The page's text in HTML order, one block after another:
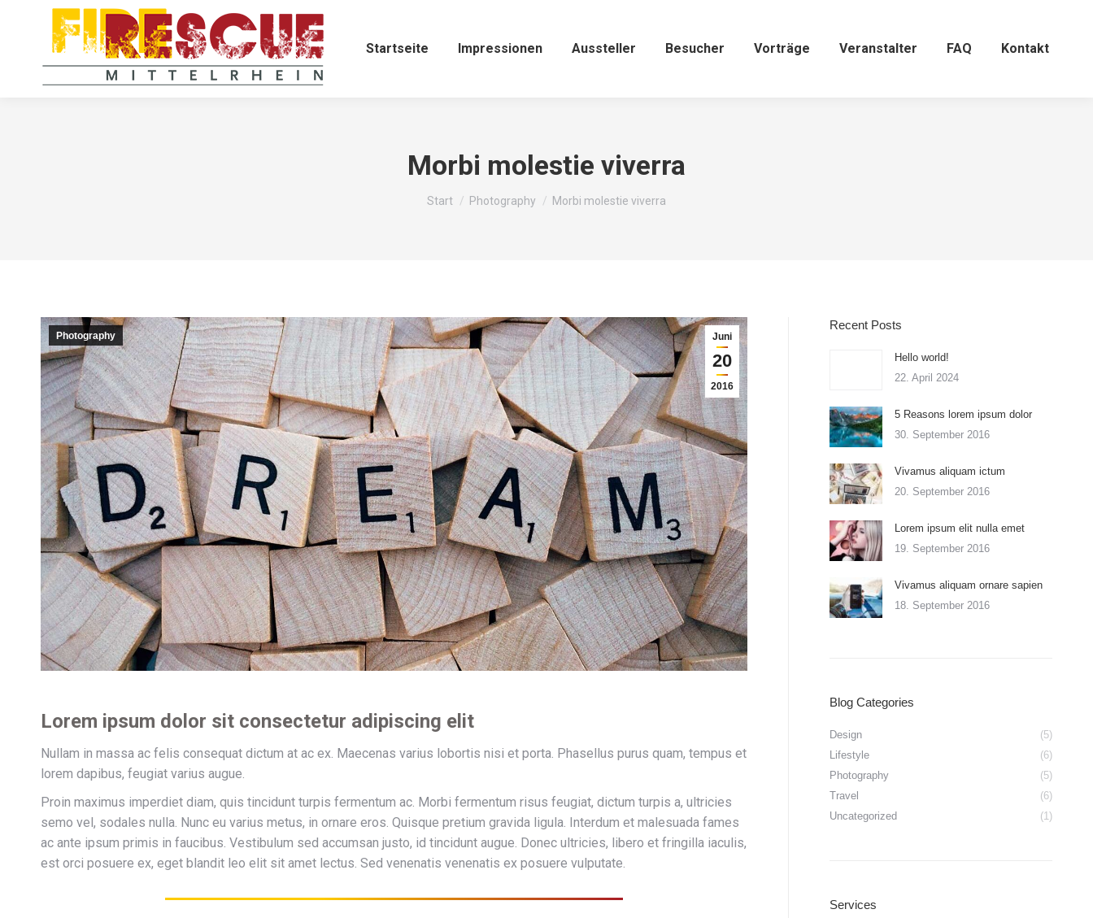
Startseite Impressionen Aussteller Besucher Vorträge Veranstalter FAQ Kontakt
Morbi molestie viverra
Sie befinden sich hier:
Start Photography Morbi molestie viverra
Juni
20
2016
Photography
Lorem ipsum dolor sit consectetur adipiscing elit
Nullam in massa ac felis consequat dictum at ac ex. Maecenas varius lobortis nisi et porta. Phasellus purus quam, tempus et
lorem dapibus, feugiat varius augue.
Proin maximus imperdiet diam, quis tincidunt turpis fermentum ac. Morbi fermentum risus feugiat, dictum turpis a, ultricies
semo vel, sodales nulla. Nunc eu varius metus, in ornare eros. Quisque pretium gravida ligula. Interdum et malesuada fames
ac ante ipsum primis in faucibus. Vestibulum sed accumsan justo, id tincidunt augue. Donec ultricies, libero et fringilla iaculis,
est orci posuere ex, eget blandit leo elit sit amet lectus. Sed venenatis venenatis ex posuere vulputate.
Recent Posts
Hello world!
22. April 2024
5 Reasons lorem ipsum dolor
30. September 2016
Vivamus aliquam ictum
20. September 2016
Lorem ipsum elit nulla emet
19. September 2016
Vivamus aliquam ornare sapien
18. September 2016
Blog Categories
Design
(5)
Lifestyle
(6)
Photography
(5)
Travel
(6)
Uncategorized
(1)
Services